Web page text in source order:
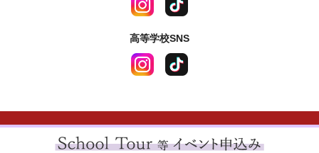
高等学校SNS
〒670-0964 兵庫県姫路市豊沢町83番地
サイトポリシー| プライバシーポリシー